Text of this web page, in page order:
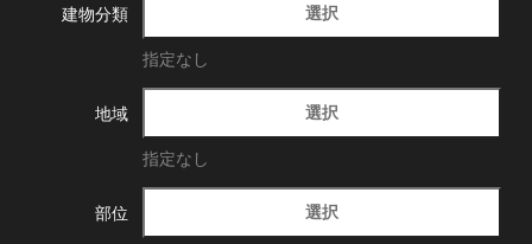
建物分類 選択
指定なし
地域 選択
指定なし
部位 選択